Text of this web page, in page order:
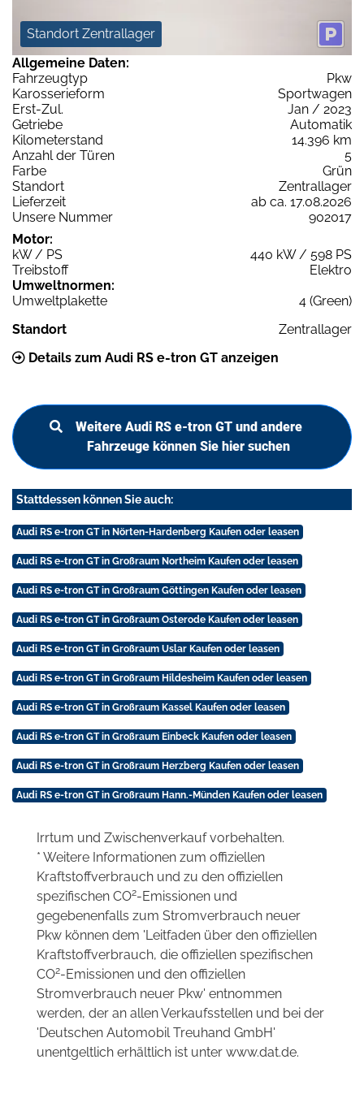
Standort Zentrallager
Allgemeine Daten:
Fahrzeugtyp
Pkw
Karosserieform
Sportwagen
Erst-Zul.
Jan / 2023
Getriebe
Automatik
Kilometerstand
14.396 km
Anzahl der Türen
5
Farbe
Grün
Standort
Zentrallager
Lieferzeit
ab ca. 17.08.2026
Unsere Nummer
902017
Motor:
kW / PS
440 kW / 598 PS
Treibstoff
Elektro
Umweltnormen:
Umweltplakette
4 (Green)
Standort
Zentrallager
Details zum Audi RS e-tron GT anzeigen
Weitere Audi RS e-tron GT und andere
Fahrzeuge können Sie hier suchen
Stattdessen können Sie auch:
Audi RS e-tron GT in Nörten-Hardenberg Kaufen oder leasen
Audi RS e-tron GT in Großraum Northeim Kaufen oder leasen
Audi RS e-tron GT in Großraum Göttingen Kaufen oder leasen
Audi RS e-tron GT in Großraum Osterode Kaufen oder leasen
Audi RS e-tron GT in Großraum Uslar Kaufen oder leasen
Audi RS e-tron GT in Großraum Hildesheim Kaufen oder leasen
Audi RS e-tron GT in Großraum Kassel Kaufen oder leasen
Audi RS e-tron GT in Großraum Einbeck Kaufen oder leasen
Audi RS e-tron GT in Großraum Herzberg Kaufen oder leasen
Audi RS e-tron GT in Großraum Hann.-Münden Kaufen oder leasen
Irrtum und Zwischenverkauf vorbehalten.
* Weitere Informationen zum offiziellen
Kraftstoffverbrauch und zu den offiziellen
spezifischen CO2-Emissionen und
gegebenenfalls zum Stromverbrauch neuer
Pkw können dem 'Leitfaden über den offiziellen
Kraftstoffverbrauch, die offiziellen spezifischen
CO2-Emissionen und den offiziellen
Stromverbrauch neuer Pkw' entnommen
werden, der an allen Verkaufsstellen und bei der
'Deutschen Automobil Treuhand GmbH'
unentgeltlich erhältlich ist unter www.dat.de.